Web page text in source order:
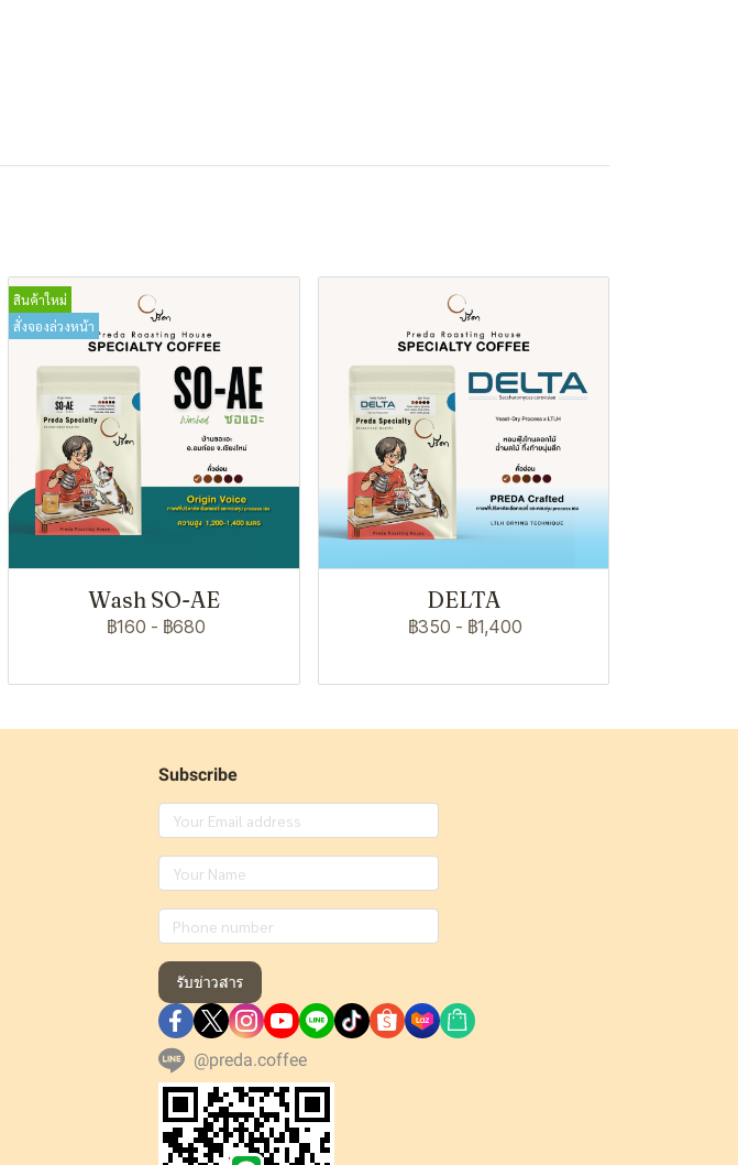
สินค้าใหม่
สั่งจองล่วงหน้า
Wash SO-AE
฿160 - ฿680
DELTA
฿350 - ฿1,400
Subscribe
รับข่าวสาร
@preda.coffee